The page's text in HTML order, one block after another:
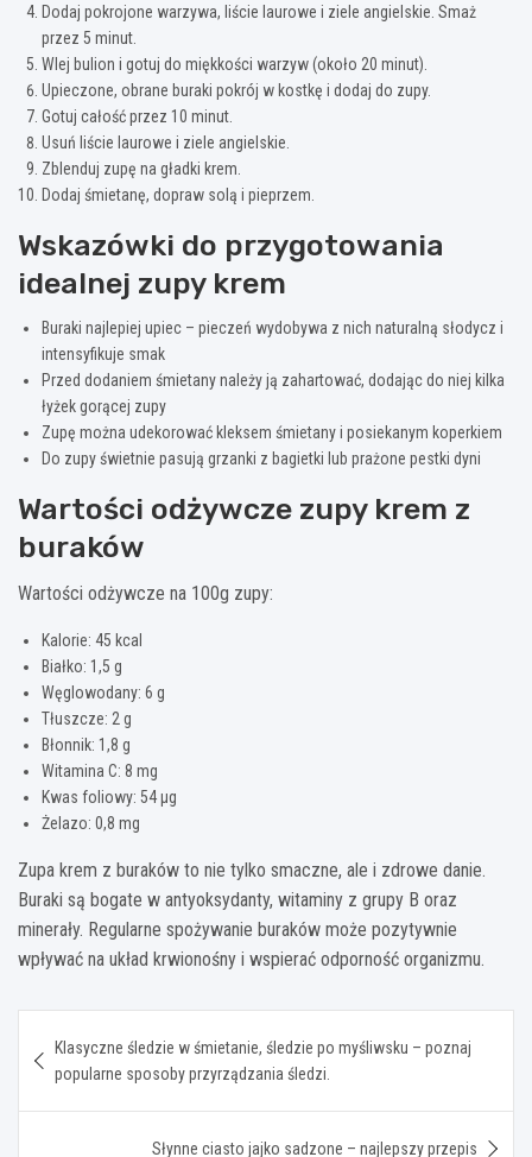
Dodaj pokrojone warzywa, liście laurowe i ziele angielskie. Smaż
przez 5 minut.
Wlej bulion i gotuj do miękkości warzyw (około 20 minut).
Upieczone, obrane buraki pokrój w kostkę i dodaj do zupy.
Gotuj całość przez 10 minut.
Usuń liście laurowe i ziele angielskie.
Zblenduj zupę na gładki krem.
Dodaj śmietanę, dopraw solą i pieprzem.
Wskazówki do przygotowania
idealnej zupy krem
Buraki najlepiej upiec – pieczeń wydobywa z nich naturalną słodycz i
intensyfikuje smak
Przed dodaniem śmietany należy ją zahartować, dodając do niej kilka
łyżek gorącej zupy
Zupę można udekorować kleksem śmietany i posiekanym koperkiem
Do zupy świetnie pasują grzanki z bagietki lub prażone pestki dyni
Wartości odżywcze zupy krem z
buraków
Wartości odżywcze na 100g zupy:
Kalorie: 45 kcal
Białko: 1,5 g
Węglowodany: 6 g
Tłuszcze: 2 g
Błonnik: 1,8 g
Witamina C: 8 mg
Kwas foliowy: 54 μg
Żelazo: 0,8 mg
Zupa krem z buraków to nie tylko smaczne, ale i zdrowe danie.
Buraki są bogate w antyoksydanty, witaminy z grupy B oraz
minerały. Regularne spożywanie buraków może pozytywnie
wpływać na układ krwionośny i wspierać odporność organizmu.
wpisu
Klasyczne śledzie w śmietanie, śledzie po myśliwsku – poznaj
popularne sposoby przyrządzania śledzi.
Słynne ciasto jajko sadzone – najlepszy przepis